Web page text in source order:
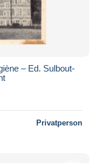
– Ed. Sulbout-
Privatperson